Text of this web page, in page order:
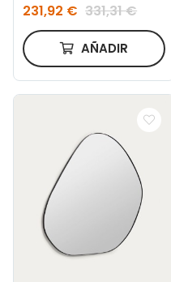
231,92 € 331,31 €
AÑADIR